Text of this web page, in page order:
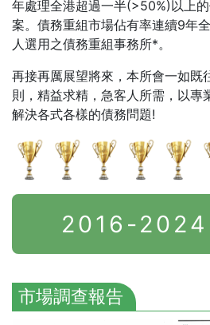
年處理全港超過一半(>50%)以上
案。債務重組市場佔有率連續9年
人選用之債務重組事務所*。
再接再厲展望將來，本所會一如既
則，精益求精，急客人所需，以專
解決各式各樣的債務問題!
2016-2024
市場調查報告